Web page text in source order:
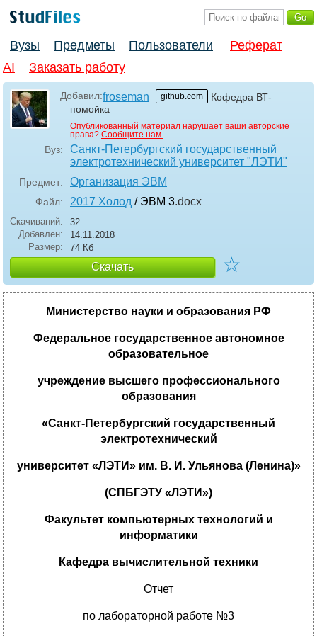
Вузы Предметы Пользователи
Реферат
AI
Заказать работу
Добавил:froseman github.com
Кофедра ВТ-
помойка
Опубликованный материал нарушает ваши авторские
права? Сообщите нам.
Вуз:
Санкт-Петербургский государственный
электротехнический университет "ЛЭТИ"
Предмет: Организация ЭВМ
Файл: 2017 Холод / ЭВМ 3.docx
Скачиваний:
32
Добавлен:
14.11.2018
Размер:
74 Кб
Скачать ☆
Министерство науки и образования РФ
Федеральное государственное автономное
образовательное
учреждение высшего профессионального
образования
«Санкт-Петербургский государственный
электротехнический
университет «ЛЭТИ» им. В. И. Ульянова (Ленина)»
(СПБГЭТУ «ЛЭТИ»)
Факультет компьютерных технологий и
информатики
Кафедра вычислительной техники
Отчет
по лабораторной работе №3